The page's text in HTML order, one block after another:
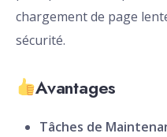
chargement de page
sécurité.
Avantages
Tâches de